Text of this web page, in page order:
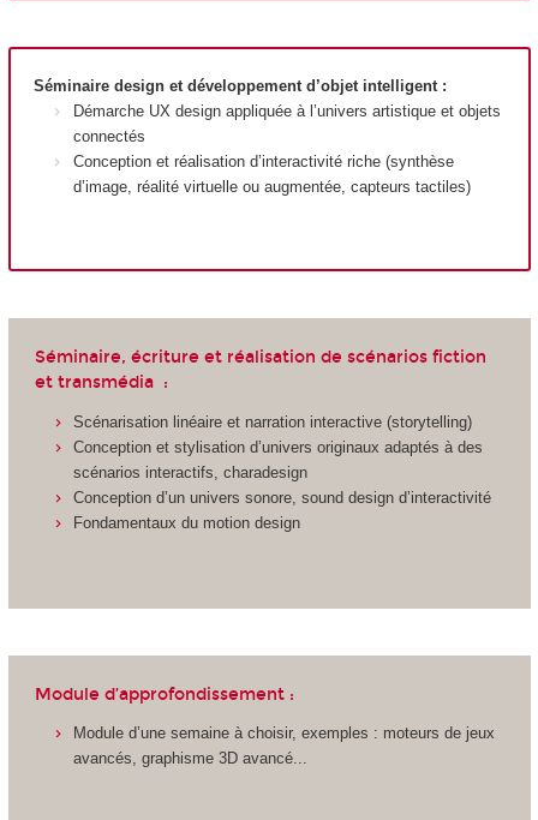
Séminaire design et développement d’objet intelligent :
Démarche UX design appliquée à l’univers artistique et objets
connectés
Conception et réalisation d’interactivité riche (synthèse
d’image, réalité virtuelle ou augmentée, capteurs tactiles)
Séminaire, écriture et réalisation de scénarios fiction
et transmédia :
Scénarisation linéaire et narration interactive (storytelling)
Conception et stylisation d’univers originaux adaptés à des
scénarios interactifs, charadesign
Conception d’un univers sonore, sound design d’interactivité
Fondamentaux du motion design
Module d’approfondissement :
Module d’une semaine à choisir, exemples : moteurs de jeux
avancés, graphisme 3D avancé...